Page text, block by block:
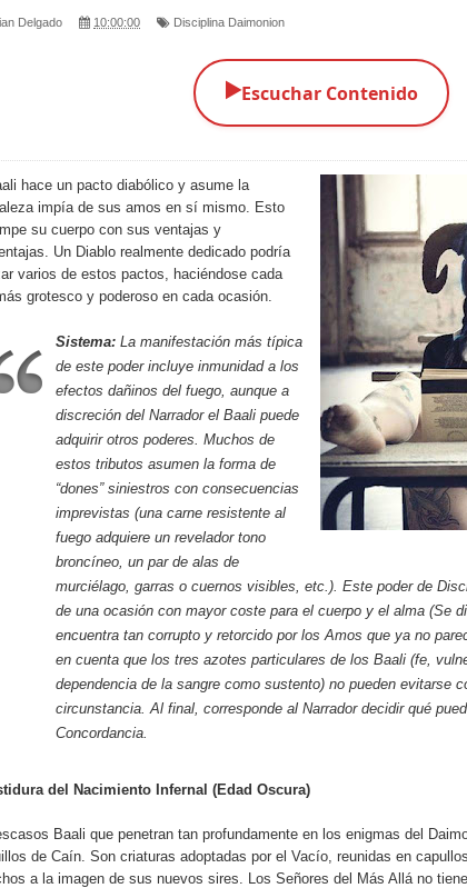
a los Vivos
Luz
Enemigo
Infierno
Delgado 10:00:00 Disciplina Daimonion
▶️Escuchar Contenido
hace un pacto diabólico y asume la
impía de sus amos en sí mismo. Esto
su cuerpo con sus ventajas y
Un Diablo realmente dedicado podría
varios de estos pactos, haciéndose cada
grotesco y poderoso en cada ocasión.
Sistema: La manifestación más típica
de este poder incluye inmunidad a los
efectos dañinos del fuego, aunque a
discreción del Narrador el Baali puede
adquirir otros poderes. Muchos de
estos tributos asumen la forma de
“dones” siniestros con consecuencias
imprevistas (una carne resistente al
fuego adquiere un revelador tono
broncíneo, un par de alas de
murciélago, garras o cuernos visibles, etc.). Este poder de
de una ocasión con mayor coste para el cuerpo y el alma (Se
encuentra tan corrupto y retorcido por los Amos que ya no
en cuenta que los tres azotes particulares de los Baali (fe,
dependencia de la sangre como sustento) no pueden evitarse
circunstancia. Al final, corresponde al Narrador decidir qué
Concordancia.
del Nacimiento Infernal (Edad Oscura)
Baali que penetran tan profundamente en los enigmas del
de Caín. Son criaturas adoptadas por el Vacío, reunidas en
a la imagen de sus nuevos sires. Los Señores del Más Allá no